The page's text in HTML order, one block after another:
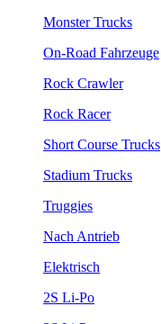
Monster Trucks
On-Road Fahrzeuge
Rock Crawler
Rock Racer
Short Course Trucks
Stadium Trucks
Truggies
Nach Antrieb
Elektrisch
2S Li-Po